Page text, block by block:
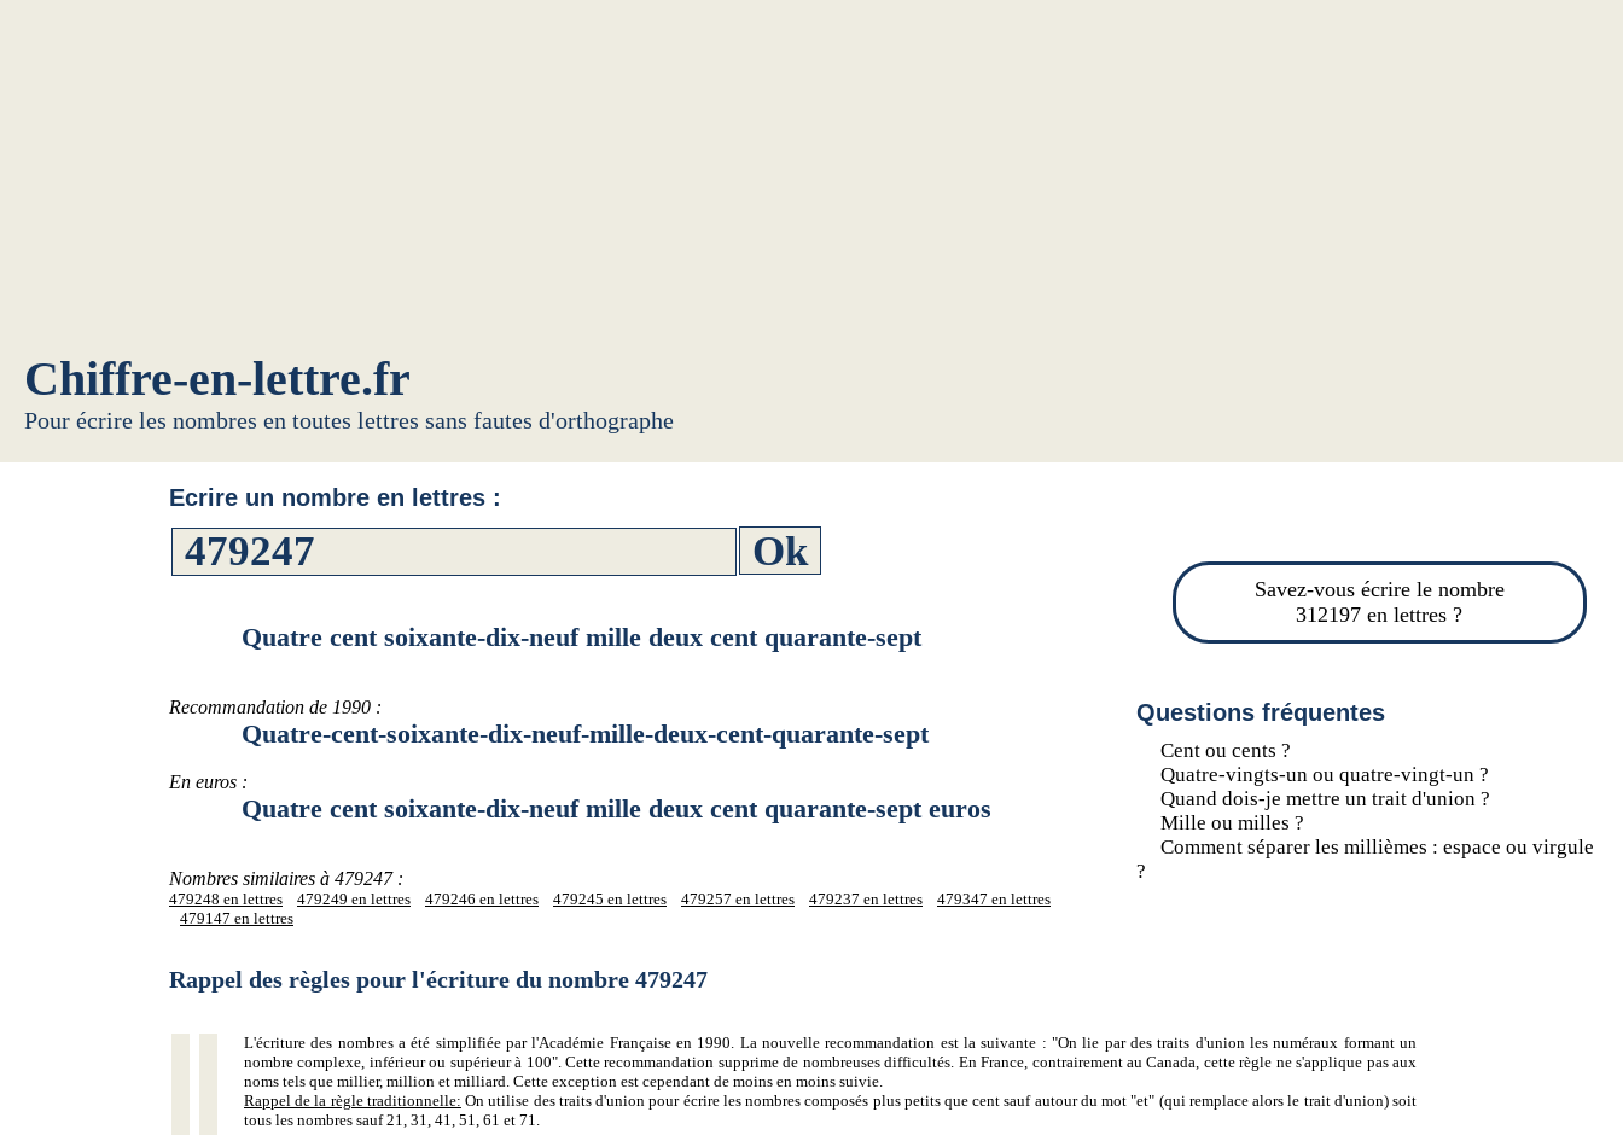
Chiffre-en-lettre.fr
Pour écrire les nombres en toutes lettres sans fautes d'orthographe
Savez-vous écrire le nombre
312197 en lettres ?
Questions fréquentes
Cent ou cents ?
Quatre-vingts-un ou quatre-vingt-un ?
Quand dois-je mettre un trait d'union ?
Mille ou milles ?
Comment séparer les millièmes : espace ou virgule
?
Ecrire un nombre en lettres :
Quatre cent soixante-dix-neuf mille deux cent quarante-sept
Recommandation de 1990 :
Quatre-cent-soixante-dix-neuf-mille-deux-cent-quarante-sept
En euros :
Quatre cent soixante-dix-neuf mille deux cent quarante-sept euros
Nombres similaires à 479247 :
479248 en lettres 479249 en lettres 479246 en lettres 479245 en lettres 479257 en lettres 479237 en lettres
479347 en lettres
479147 en lettres
Rappel des règles pour l'écriture du nombre 479247
L'écriture des nombres a été simplifiée par l'Académie Française en 1990. La nouvelle recommandation est la suivante : "On lie par des traits d'union les numéraux formant un
nombre complexe, inférieur ou supérieur à 100". Cette recommandation supprime de nombreuses difficultés. En France, contrairement au Canada, cette règle ne s'applique pas aux
noms tels que millier, million et milliard. Cette exception est cependant de moins en moins suivie.
Rappel de la règle traditionnelle: On utilise des traits d'union pour écrire les nombres composés plus petits que cent sauf autour du mot "et" (qui remplace alors le trait d'union) soit
tous les nombres sauf 21, 31, 41, 51, 61 et 71.